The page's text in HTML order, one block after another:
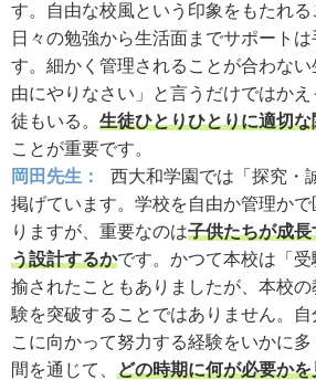
す。自由な校風という印象をもたれる
日々の勉強から生活面までサポートは
す。細かく管理されることが合わな
由にやりなさい」と言うだけではか
徒もいる。 生徒ひとりひとりに適切
ことが重要です。
岡田先生：
西大和学園では「探究・
掲げています。学校を自由か管理か
りますが、重要なのは子供たちが成
う設計するかです。かつて本校は「
揄されたこともありましたが、本校
験を突破することではありません。
こに向かって努力する経験をいかに
間を通じて、 どの時期に何が必要か